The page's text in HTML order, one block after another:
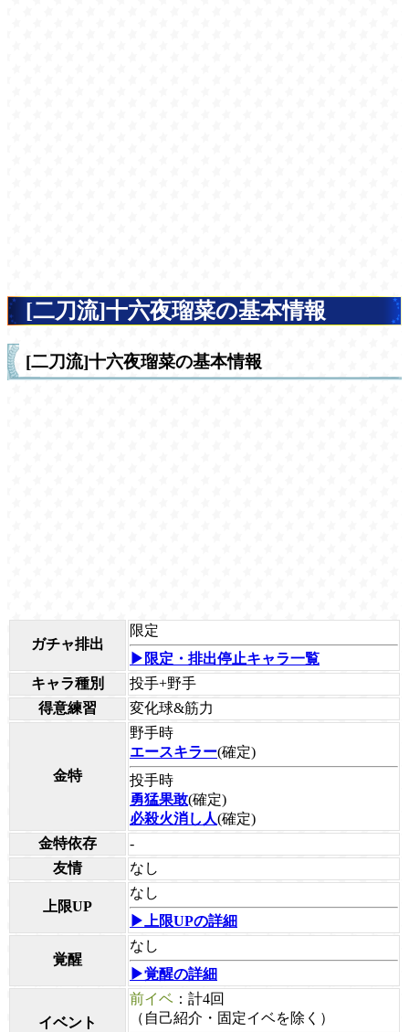
[二刀流]十六夜瑠菜の基本情報
[二刀流]十六夜瑠菜の基本情報
ガチャ排出
限定
▶限定・排出停止キャラ一覧
キャラ種別
投手+野手
得意練習
変化球&筋力
金特
野手時
エースキラー(確定)
投手時
勇猛果敢(確定)
必殺火消し人(確定)
金特依存
-
友情
なし
上限UP
なし
▶上限UPの詳細
覚醒
なし
▶覚醒の詳細
イベント
前イベ ：計4回
（自己紹介・固定イベを除く）